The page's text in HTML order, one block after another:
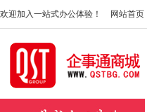
欢迎加入一站式办公体验！ 网站首页